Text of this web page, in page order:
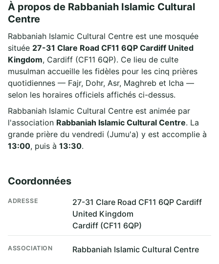
À propos de Rabbaniah Islamic Cultural
Centre
Rabbaniah Islamic Cultural Centre est une mosquée
située 27-31 Clare Road CF11 6QP Cardiff United
Kingdom, Cardiff (CF11 6QP). Ce lieu de culte
musulman accueille les fidèles pour les cinq prières
quotidiennes — Fajr, Dohr, Asr, Maghreb et Icha —
selon les horaires officiels affichés ci-dessus.
Rabbaniah Islamic Cultural Centre est animée par
l'association Rabbaniah Islamic Cultural Centre. La
grande prière du vendredi (Jumu'a) y est accomplie à
13:00, puis à 13:30.
Coordonnées
ADRESSE
27-31 Clare Road CF11 6QP Cardiff
United Kingdom
Cardiff (CF11 6QP)
ASSOCIATION Rabbaniah Islamic Cultural Centre